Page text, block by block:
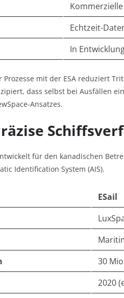
Echtzeit-
In
Prozesse mit der ESA reduziert
dass selbst bei Ausfällen
Ansatzes.
für den kanadischen
Identification System (AIS).
ESail
30
2020